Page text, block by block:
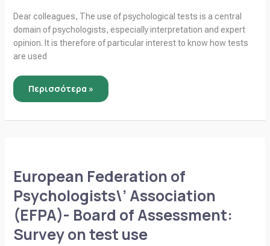
Dear colleagues, The use of psychological tests is a central
domain of psychologists, especially interpretation and expert
opinion. It is therefore of particular interest to know how tests
are used
Περισσότερα »
European Federation of
Psychologists\’ Association
(EFPA)- Board of Assessment:
Survey on test use
Psychologists\’
Association
(EFPA)-
Board
of
Assessment:
on